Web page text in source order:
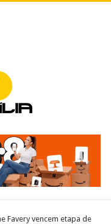
Favery vencem etapa de